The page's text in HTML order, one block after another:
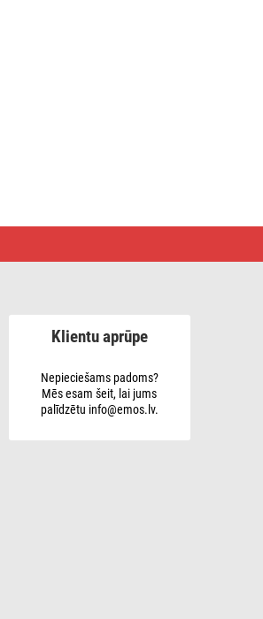
Klientu aprūpe
Nepieciešams padoms?
Mēs esam šeit, lai jums
palīdzētu info@emos.lv.